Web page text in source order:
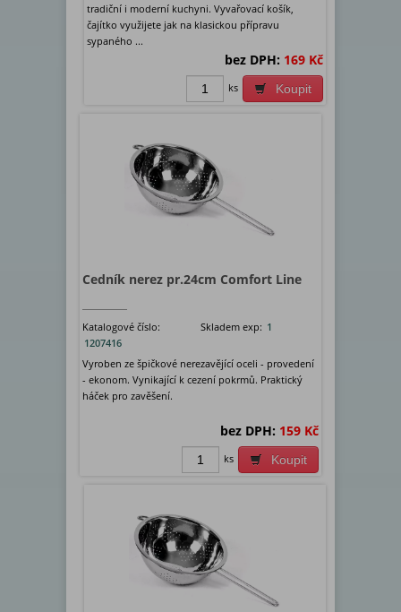
tradiční i moderní kuchyni. Vyvařovací košík,
čajítko využijete jak na klasickou přípravu
sypaného ...
bez DPH: 169 Kč
Koupit
ks
Cedník nerez pr.24cm Comfort Line
Katalogové číslo:
1207416
Skladem exp: 1
Vyroben ze špičkové nerezavějící oceli - provedení
- ekonom. Vynikající k cezení pokrmů. Praktický
háček pro zavěšení.
bez DPH: 159 Kč
Koupit
ks